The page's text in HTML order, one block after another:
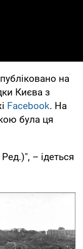
на
Києва з
Facebook. На
була ця
– ідеться